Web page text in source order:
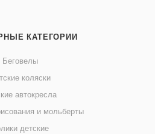
КАТЕГОРИИ
Беговелы
коляски
автокресла
и мольберты
детские